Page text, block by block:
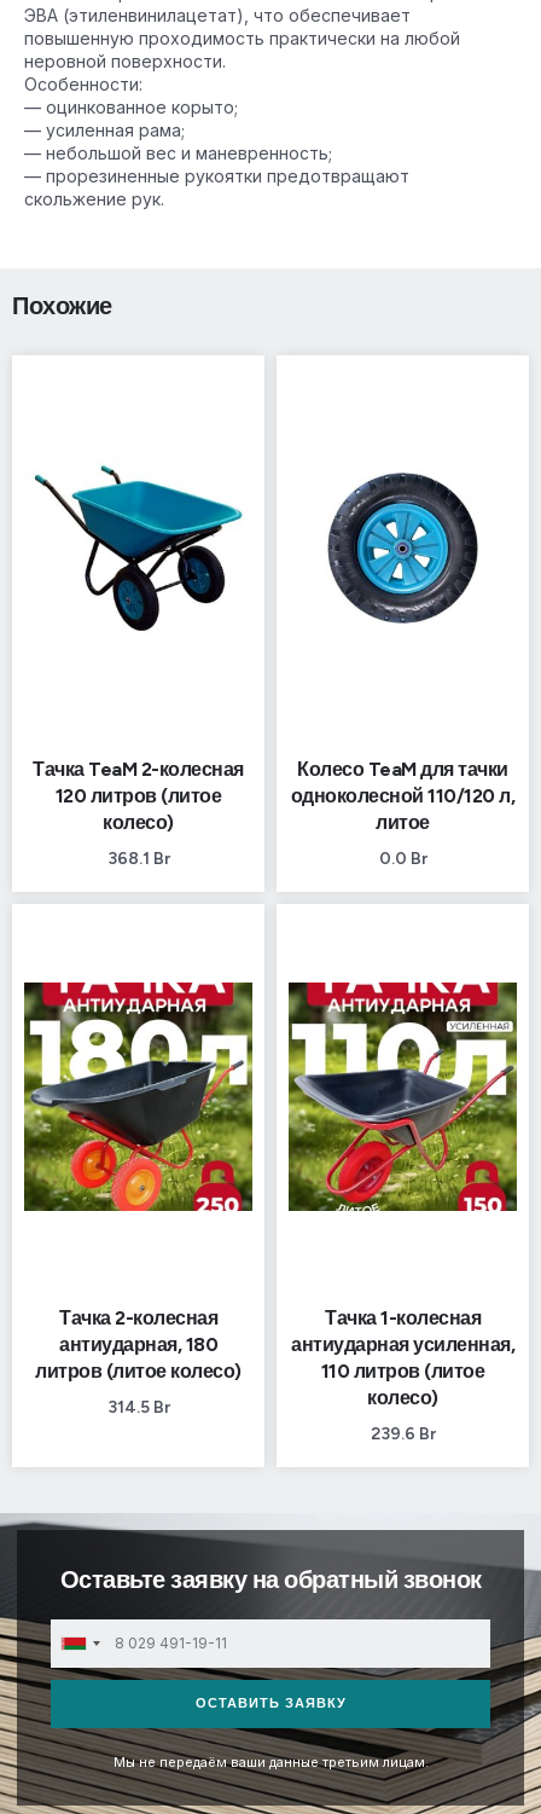
ЭВА (этиленвинилацетат), что обеспечивает
повышенную проходимость практически на любой
неровной поверхности.
Особенности:
— оцинкованное корыто;
— усиленная рама;
— небольшой вес и маневренность;
— прорезиненные рукоятки предотвращают
скольжение рук.
Похожие
Тачка TeaM 2-колесная
120 литров (литое
колесо)
368.1 Br
Колесо TeaM для тачки
одноколесной 110/120 л,
литое
0.0 Br
Тачка 2-колесная
антиударная, 180
литров (литое колесо)
314.5 Br
Тачка 1-колесная
антиударная усиленная,
110 литров (литое
колесо)
239.6 Br
Оставьте заявку на обратный звонок
Belarus
+375
ОСТАВИТЬ ЗАЯВКУ
Мы не передаём ваши данные третьим лицам.